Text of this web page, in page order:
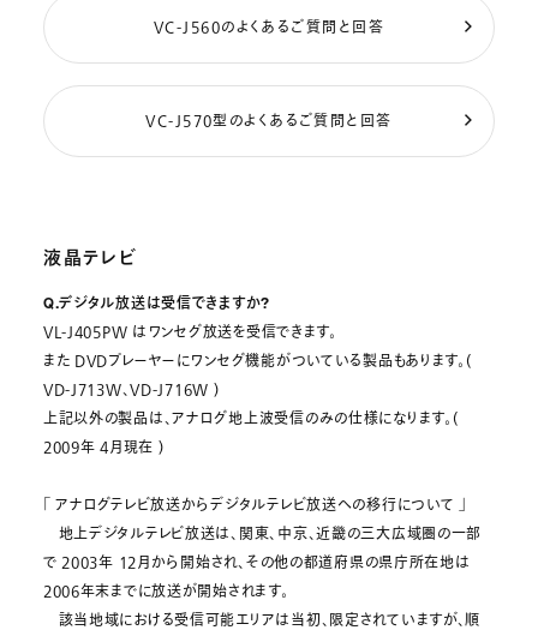
VC-J560のよくあるご質問と回答
VC-J570型のよくあるご質問と回答
液晶テレビ
Q.デジタル放送は受信できますか?
VL-J405PW はワンセグ放送を受信できます。
また DVDプレーヤーにワンセグ機能がついている製品もあります。(
VD-J713W、VD-J716W )
上記以外の製品は、アナログ地上波受信のみの仕様になります。(
2009年 4月現在 )
「 アナログテレビ放送からデジタルテレビ放送への移行について 」
地上デジタルテレビ放送は、関東、中京、近畿の三大広域圏の一部
で 2003年 12月から開始され、その他の都道府県の県庁所在地は
2006年末までに放送が開始されます。
該当地域における受信可能エリアは当初、限定されていますが、順